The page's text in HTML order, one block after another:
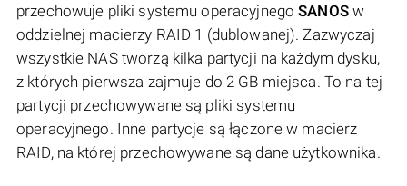
przechowuje pliki systemu operacyjnegoSANOSw
oddzielnej macierzy RAID 1 (dublowanej). Zazwyczaj
wszystkie NAS tworzą kilka partycji na każdym dysku,
z których pierwsza zajmuje do 2 GB miejsca. To na tej
partycji przechowywane są pliki systemu
operacyjnego. Inne partycje są łączone w macierz
RAID, na której przechowywane są dane użytkownika.